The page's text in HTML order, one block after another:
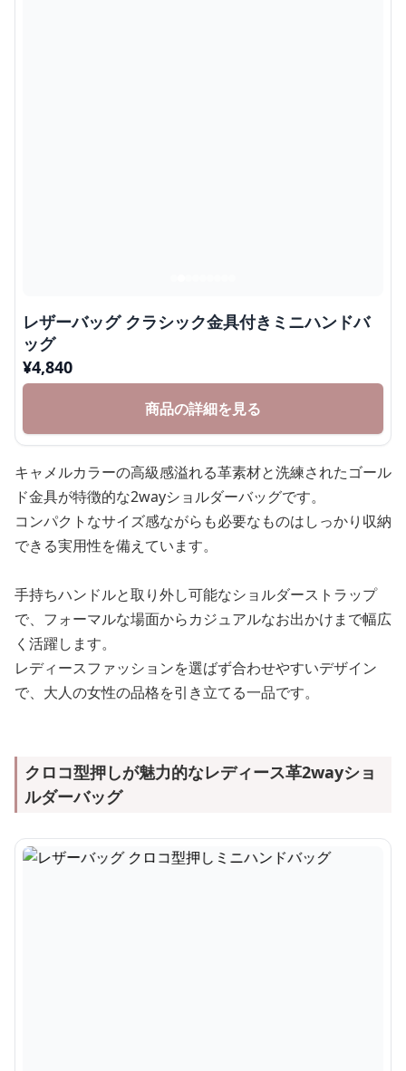
レザーバッグ クラシック金具付きミニハンドバ
ッグ
¥4,840
商品の詳細を見る
キャメルカラーの高級感溢れる革素材と洗練されたゴール
ド金具が特徴的な2wayショルダーバッグです。
コンパクトなサイズ感ながらも必要なものはしっかり収納
できる実用性を備えています。
手持ちハンドルと取り外し可能なショルダーストラップ
で、フォーマルな場面からカジュアルなお出かけまで幅広
く活躍します。
レディースファッションを選ばず合わせやすいデザイン
で、大人の女性の品格を引き立てる一品です。
クロコ型押しが魅力的なレディース革2wayショ
ルダーバッグ